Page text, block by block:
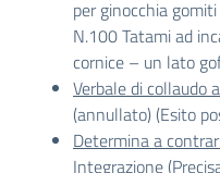
per ginocchia
N.100 Tatami ad
cornice – un lato
Verbale di collaudo
(annullato) (Esito
Determina a
Integrazione